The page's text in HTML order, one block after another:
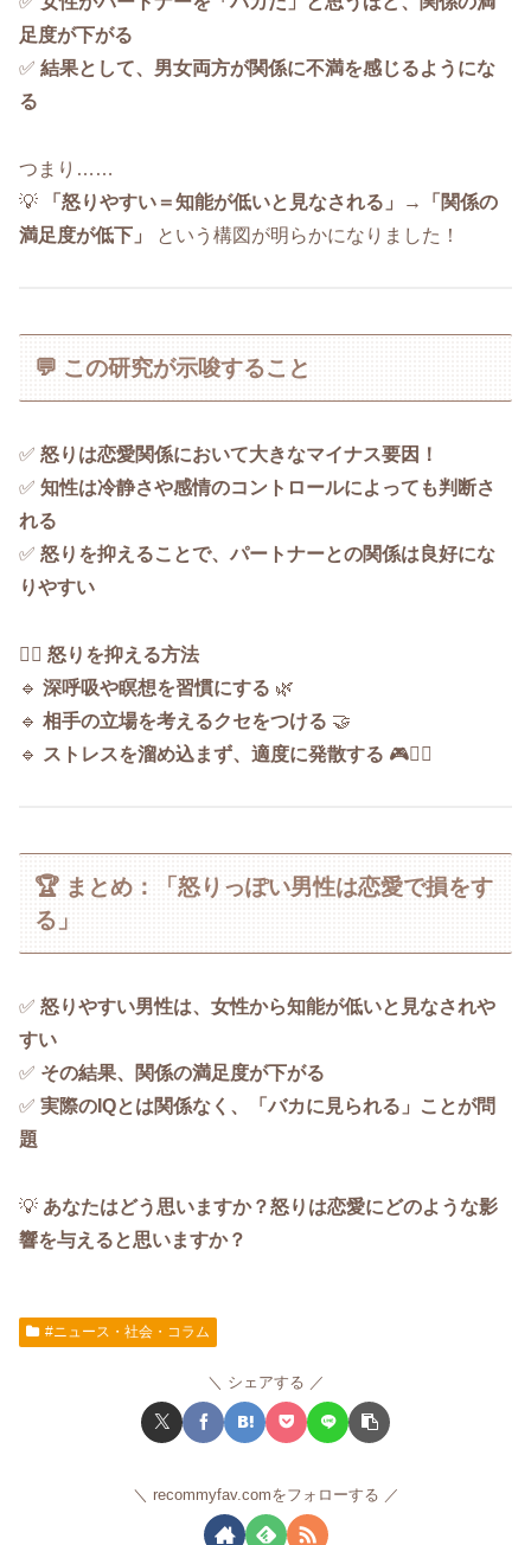
足度が下がる
✅ 結果として、男女両方が関係に不満を感じるようにな
る
つまり……
💡
「怒りやすい＝知能が低いと見なされる」→「関係の
満足度が低下」
という構図が明らかになりました！
💬 この研究が示唆すること
✅ 怒りは恋愛関係において大きなマイナス要因！
✅ 知性は冷静さや感情のコントロールによっても判断さ
れる
✅ 怒りを抑えることで、パートナーとの関係は良好にな
りやすい
🧘‍♂️ 怒りを抑える方法
🔹 深呼吸や瞑想を習慣にする 🌿
🔹 相手の立場を考えるクセをつける 🤝
🔹 ストレスを溜め込まず、適度に発散する 🎮🏃‍♂️
🏆 まとめ：「怒りっぽい男性は恋愛で損をす
る」
✅ 怒りやすい男性は、女性から知能が低いと見なされや
すい
✅ その結果、関係の満足度が下がる
✅ 実際のIQとは関係なく、「バカに見られる」ことが問
題
💡 あなたはどう思いますか？怒りは恋愛にどのような影
響を与えると思いますか？
#ニュース・社会・コラム
シェアする
recommyfav.comをフォローする